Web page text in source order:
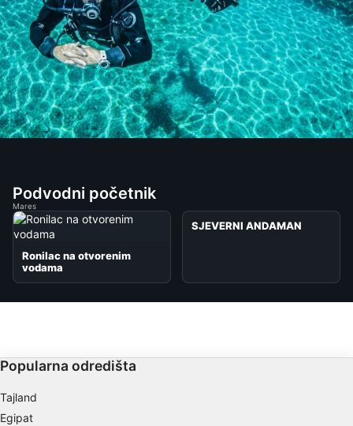
Podvodni početnik
Mares
Ronilac na otvorenim
vodama
SJEVERNI ANDAMAN
Popularna odredišta
Tajland
Egipat